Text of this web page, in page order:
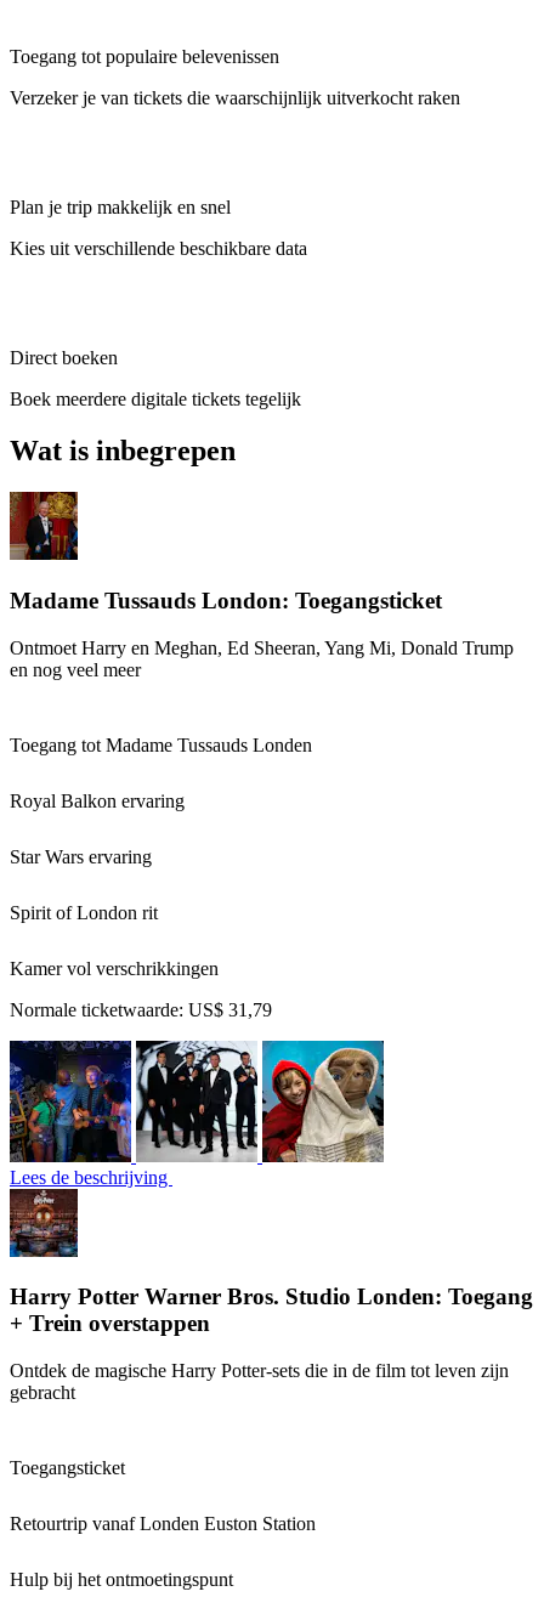
Toegang tot populaire belevenissen
Verzeker je van tickets die waarschijnlijk uitverkocht raken
Plan je trip makkelijk en snel
Kies uit verschillende beschikbare data
Direct boeken
Boek meerdere digitale tickets tegelijk
Wat is inbegrepen
Madame Tussauds London: Toegangsticket
Ontmoet Harry en Meghan, Ed Sheeran, Yang Mi, Donald Trump
en nog veel meer
Toegang tot Madame Tussauds Londen
Royal Balkon ervaring
Star Wars ervaring
Spirit of London rit
Kamer vol verschrikkingen
Normale ticketwaarde: US$ 31,79
Lees de beschrijving
Harry Potter Warner Bros. Studio Londen: Toegang
+ Trein overstappen
Ontdek de magische Harry Potter-sets die in de film tot leven zijn
gebracht
Toegangsticket
Retourtrip vanaf Londen Euston Station
Hulp bij het ontmoetingspunt